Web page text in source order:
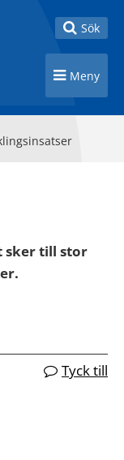
Toggle
Sök
Toggle
Meny
sker till stor
Tyck till